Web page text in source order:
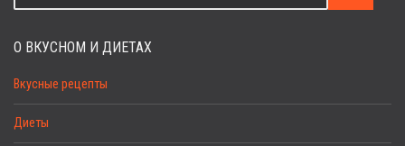
О ВКУСНОМ И ДИЕТАХ
Вкусные рецепты
Диеты